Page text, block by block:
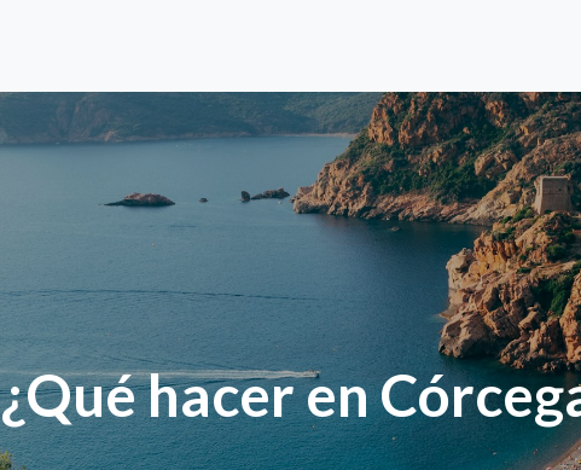
¿Qué hacer en